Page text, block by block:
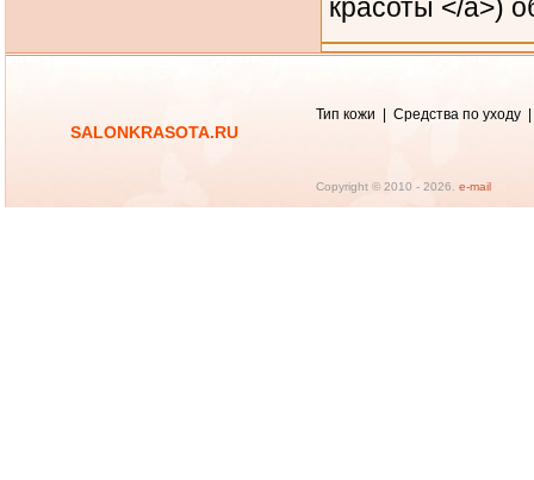
красоты </a>)
SALONKRASOTA.RU
Тип кожи Средства по уходу
Copyright © 2010 - 2026. e-mail